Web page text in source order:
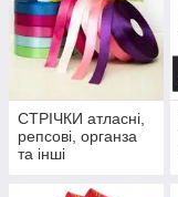
СТРІЧКИ атласні,
репсові, органза
та інші